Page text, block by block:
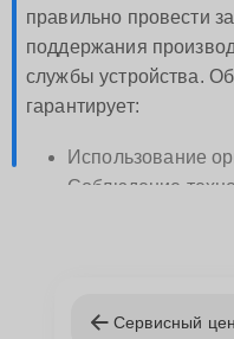
правильно провести
поддержания
службы устройства.
гарантирует:
Использование
Соблюдение
Доступные цены и
Сервисный